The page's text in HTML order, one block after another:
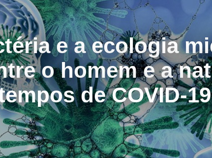
e a ecologia
o homem e a
de COVID-19